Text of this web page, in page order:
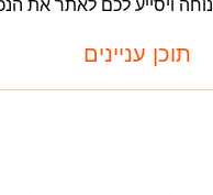
ויסייע לכם לאתר את
תוכן עניינים